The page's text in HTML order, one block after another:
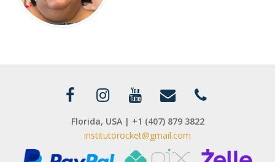
Florida, USA | +1 (407) 879 3822
institutorocket@gmail.com